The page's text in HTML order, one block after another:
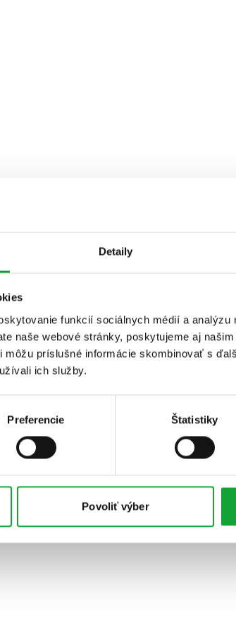
Detaily
funkcií sociálnych médií a
naše webové stránky, poskytujeme aj
môžu príslušné informácie skombinovať s
ich služby.
Preferencie Štatistiky
Povoliť výber